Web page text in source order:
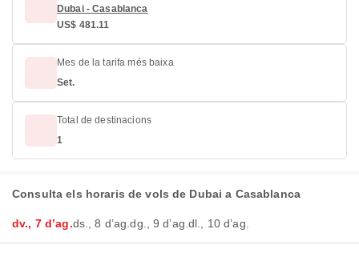
Dubai - Casablanca
US$ 481.11
Mes de la tarifa més baixa
Set.
Total de destinacions
1
Consulta els horaris de vols de Dubai a Casablanca
dv., 7 d’ag.ds., 8 d’ag.dg., 9 d’ag.dl., 10 d’ag.